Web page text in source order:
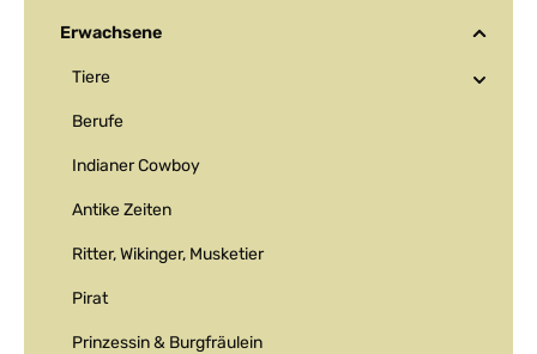
Erwachsene
Tiere
Berufe
Indianer Cowboy
Antike Zeiten
Ritter, Wikinger, Musketier
Pirat
Prinzessin & Burgfräulein